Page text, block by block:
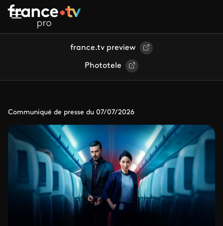
Aller au contenu principal
france.tv preview
Phototele
Communiqué de presse du 07/07/2026